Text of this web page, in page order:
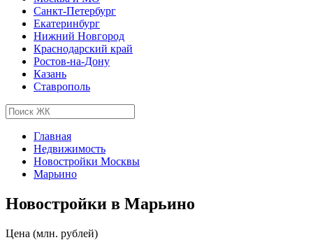
Санкт-Петербург
Екатеринбург
Нижний Новгород
Краснодарский край
Ростов-на-Дону
Казань
Ставрополь
Главная
Недвижимость
Новостройки Москвы
Марьино
Новостройки в Марьино
Цена (млн. рублей)